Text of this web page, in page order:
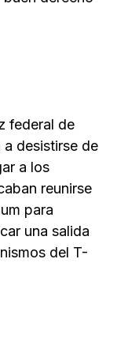
federal de
desistirse de
a los
reunirse
para
una salida
del T-